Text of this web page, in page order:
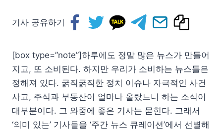
기사 공유하기
[box type=”note”]하루에도 정말 많은 뉴스가 만들어
지고, 또 소비된다. 하지만 우리가 소비하는 뉴스들은
정해져 있다. 굵직굵직한 정치 이슈나 자극적인 사건
사고, 주식과 부동산이 얼마나 올랐느니 하는 소식이
대부분이다. 그 와중에 좋은 기사는 묻힌다. 그래서
‘의미 있는’ 기사들을 ‘주간 뉴스 큐레이션’에서 선별해